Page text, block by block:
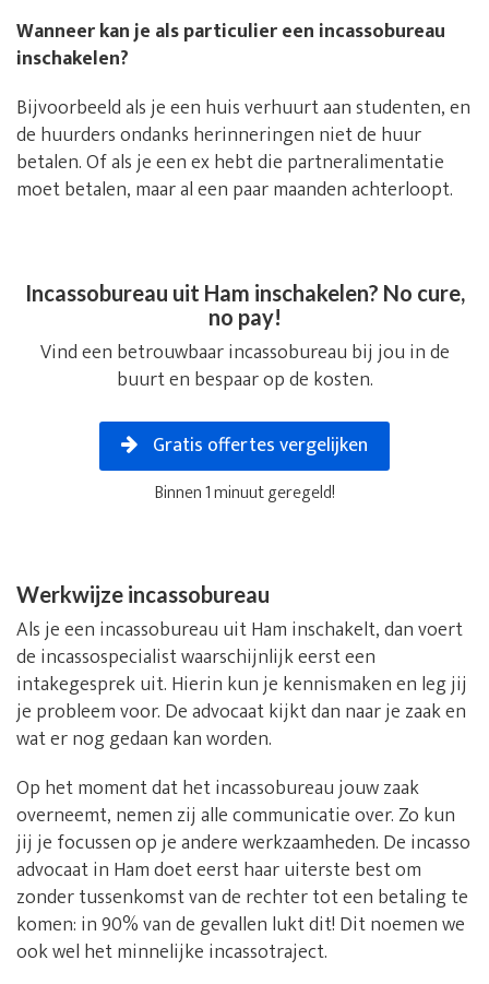
Wanneer kan je als particulier een incassobureau
inschakelen?
Bijvoorbeeld als je een huis verhuurt aan studenten, en
de huurders ondanks herinneringen niet de huur
betalen. Of als je een ex hebt die partneralimentatie
moet betalen, maar al een paar maanden achterloopt.
Incassobureau uit Ham inschakelen? No cure,
no pay!
Vind een betrouwbaar incassobureau bij jou in de
buurt en bespaar op de kosten.
Gratis offertes vergelijken
Binnen 1 minuut geregeld!
Werkwijze incassobureau
Als je een incassobureau uit Ham inschakelt, dan voert
de incassospecialist waarschijnlijk eerst een
intakegesprek uit. Hierin kun je kennismaken en leg jij
je probleem voor. De advocaat kijkt dan naar je zaak en
wat er nog gedaan kan worden.
Op het moment dat het incassobureau jouw zaak
overneemt, nemen zij alle communicatie over. Zo kun
jij je focussen op je andere werkzaamheden. De incasso
advocaat in Ham doet eerst haar uiterste best om
zonder tussenkomst van de rechter tot een betaling te
komen: in 90% van de gevallen lukt dit! Dit noemen we
ook wel het minnelijke incassotraject.